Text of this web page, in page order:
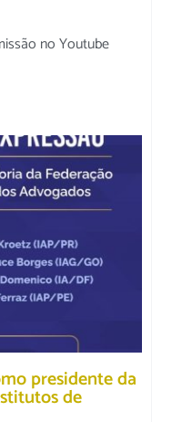
no Youtube
presidente da
de